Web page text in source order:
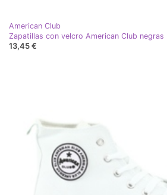
American Club
Zapatillas con velcro American Club negras
13,45 €